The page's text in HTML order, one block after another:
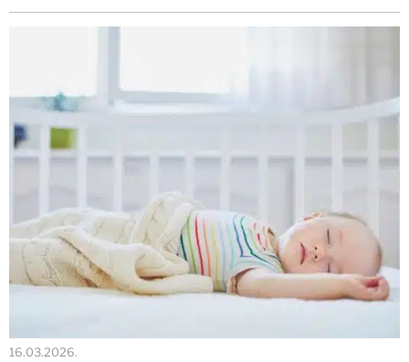
16.03.2026.